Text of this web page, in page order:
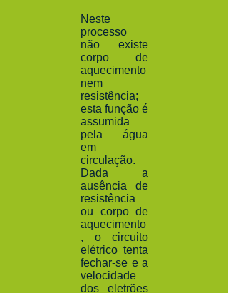
Neste
processo
não existe
corpo de
aquecimento
nem
resistência;
esta função é
assumida
pela água
em
circulação.
Dada a
ausência de
resistência
ou corpo de
aquecimento
, o circuito
elétrico tenta
fechar-se e a
velocidade
dos eletrões